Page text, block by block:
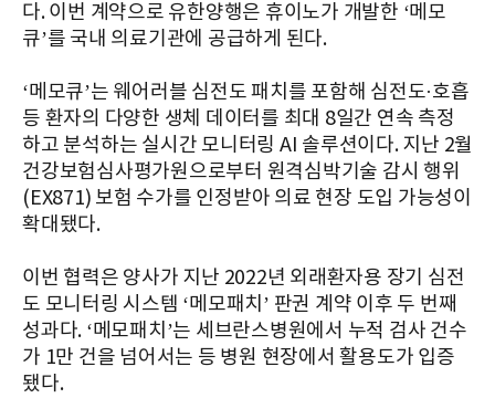
다. 이번 계약으로 유한양행은 휴이노가 개발한 ‘메모
큐’를 국내 의료기관에 공급하게 된다.
‘메모큐’는 웨어러블 심전도 패치를 포함해 심전도·호흡
등 환자의 다양한 생체 데이터를 최대 8일간 연속 측정
하고 분석하는 실시간 모니터링 AI 솔루션이다. 지난 2월
건강보험심사평가원으로부터 원격심박기술 감시 행위
(EX871) 보험 수가를 인정받아 의료 현장 도입 가능성이
확대됐다.
이번 협력은 양사가 지난 2022년 외래환자용 장기 심전
도 모니터링 시스템 ‘메모패치’ 판권 계약 이후 두 번째
성과다. ‘메모패치’는 세브란스병원에서 누적 검사 건수
가 1만 건을 넘어서는 등 병원 현장에서 활용도가 입증
됐다.